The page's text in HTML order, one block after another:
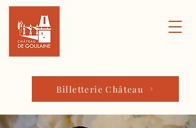
Billetterie Château